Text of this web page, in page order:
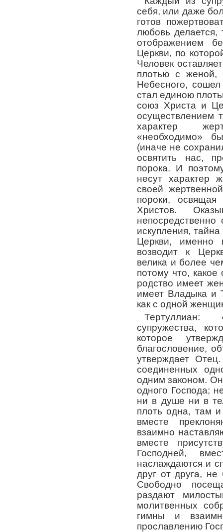
себя, или даже
готов
любовь делается,
отображением
Церкви, по
Человек
плотью с
Небесного,
стал единою
союз Христа и
осуществлением
характер
«необходимо»
(иначе не
освятить нас,
порока. И
несут характер
своей
пороки, освящая
Христов.
искупления,
Церкви, именно
возводит к
велика и более
потому что,
родство имеет
имеет Владыка и
как с одной
Тертуллиан:
супружества,
которое
благословение,
утверждает
соединенных
одним законом.
одного Господа;
ни в душе ни в
плоть одна, там
вместе
взаимно
вместе
Господней,
наслаждаются и
друг от друга, не
Свободно
раздают
молитвенных
гимны и
прославлению